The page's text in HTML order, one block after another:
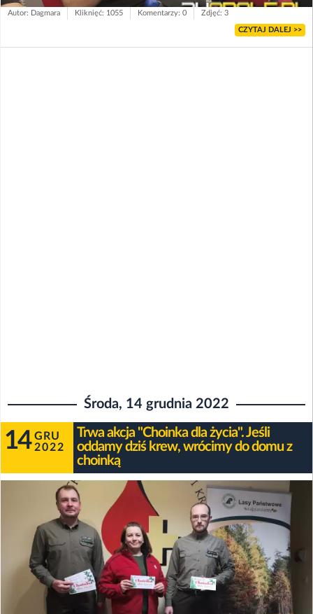
Autor: Dagmara Kliknięć: 1055 Komentarzy: 0 Zdjęć: 3
CZYTAJ DALEJ >>
Środa, 14 grudnia 2022
14 GRU
2022
Trwa akcja "Choinka dla życia". Jeśli
oddamy dziś krew, wrócimy do domu z
choinką